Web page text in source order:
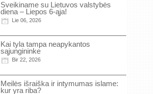
Sveikiname su Lietuvos valstybės
diena – Liepos 6-ąja!
Lie 06, 2026
Kai tyla tampa neapykantos
sąjungininke
Bir 22, 2026
Meilės išraiška ir intymumas islame:
kur yra riba?